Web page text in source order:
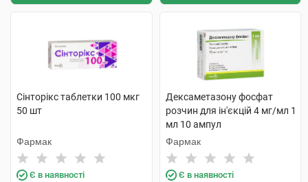
Сінторікс таблетки 100 мкг
50 шт
Фармак
Є в наявності
Дексаметазону фосфат
розчин для ін'єкцій 4 мг/мл 1
мл 10 ампул
Фармак
Є в наявності